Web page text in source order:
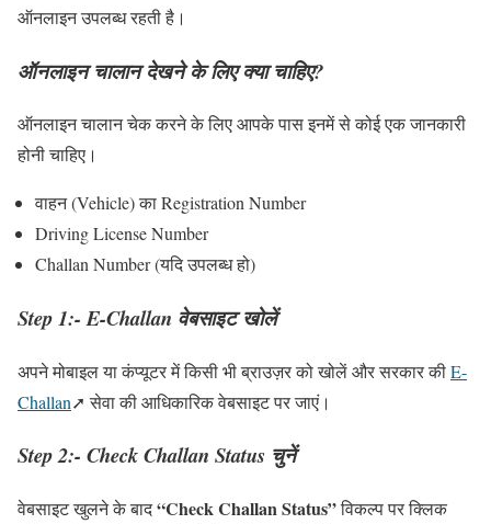
ऑनलाइन उपलब्ध रहती है।
ऑनलाइन चालान देखने के लिए क्या चाहिए?
ऑनलाइन चालान चेक करने के लिए आपके पास इनमें से कोई एक जानकारी
होनी चाहिए।
वाहन (Vehicle) का Registration Number
Driving License Number
Challan Number (यदि उपलब्ध हो)
Step 1:- E-Challan वेबसाइट खोलें
अपने मोबाइल या कंप्यूटर में किसी भी ब्राउज़र को खोलें और सरकार कीE-
Challan➚ सेवा की आधिकारिक वेबसाइट पर जाएं।
Step 2:- Check Challan Status चुनें
वेबसाइट खुलने के बाद“Check Challan Status”विकल्प पर क्लिक